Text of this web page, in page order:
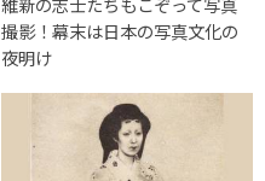
撮影！幕末は日本の写真文化の
夜明け